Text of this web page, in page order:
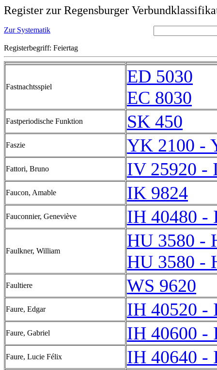
Register zur Regensburger
Zur Systematik
Registerbegriff: Feiertag
Fastnachtsspiel
ED 5030
EC 8030
Fastperiodische Funktion SK 450
Faszie YK 2100 -
Fattori, Bruno IV 25920 -
Faucon, Amable IK 9824
Fauconnier, Geneviève IH 40480 -
Faulkner, William
HU 3580 -
HU 3580 -
Faultiere WS 9620
Faure, Edgar IH 40520 -
Faure, Gabriel IH 40600 -
Faure, Lucie Félix IH 40640 -